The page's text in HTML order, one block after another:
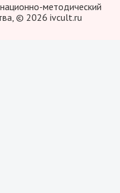
методический
© 2026 ivcult.ru